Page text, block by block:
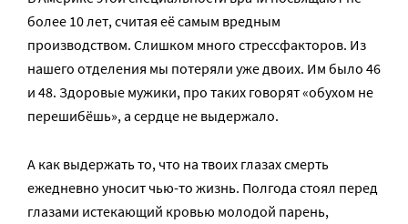
более 10 лет, считая её самым вредным
производством. Слишком много стресс­факторов. Из
нашего отделения мы потеряли уже двоих. Им было 46
и 48. Здоровые мужики, про таких говорят «обухом не
перешибёшь», а сердце не выдержало.
А как выдержать то, что на твоих глазах смерть
ежедневно уносит чью­-то жизнь. Полгода стоял перед
глазами истекающий кровью молодой парень,